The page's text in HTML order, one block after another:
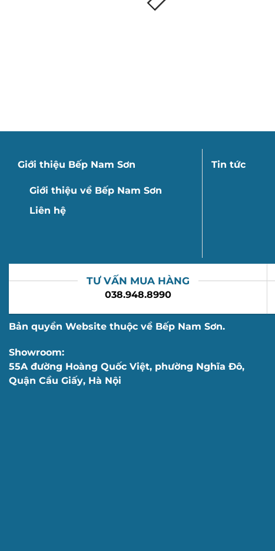
Giới thiệu Bếp Nam Sơn
Giới thiệu về Bếp Nam Sơn
Liên hệ
Tin tức
TƯ VẤN MUA HÀNG
038.948.8990
Bản quyền Website thuộc về Bếp Nam Sơn.
Showroom:
55A đường Hoàng Quốc Việt, phường Nghĩa Đô,
Quận Cầu Giấy, Hà Nội